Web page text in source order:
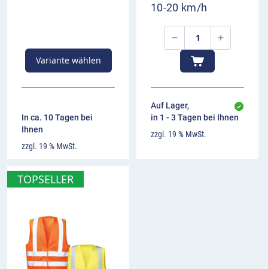
Variante wählen
In ca. 10 Tagen bei
Ihnen
zzgl. 19 % MwSt.
10-20 km/h
Auf Lager,
in 1 - 3 Tagen bei Ihnen
zzgl. 19 % MwSt.
TOPSELLER